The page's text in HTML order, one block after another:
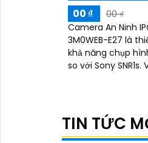
00 ₫
00 ₫
Camera An Ninh
3M0WEB-E27 là
khả năng chụp
so với Sony SNR1s. Với khả năng xem
sáng và tối
TIN TỨC